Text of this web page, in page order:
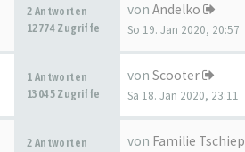
2 Antworten
12774 Zugriffe
von Andelko
So 19. Jan 2020, 20:57
1 Antworten
13045 Zugriffe
von Scooter
Sa 18. Jan 2020, 23:11
2 Antworten
von Familie Tschiep